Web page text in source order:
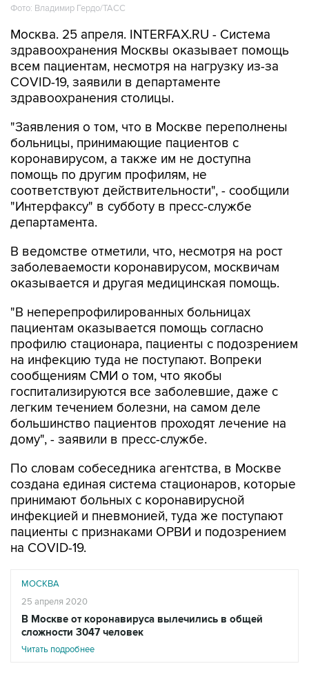
Фото: Владимир Гердо/ТАСС
Москва. 25 апреля. INTERFAX.RU - Система
здравоохранения Москвы оказывает помощь
всем пациентам, несмотря на нагрузку из-за
COVID-19, заявили в департаменте
здравоохранения столицы.
"Заявления о том, что в Москве переполнены
больницы, принимающие пациентов с
коронавирусом, а также им не доступна
помощь по другим профилям, не
соответствуют действительности", - сообщили
"Интерфаксу" в субботу в пресс-службе
департамента.
В ведомстве отметили, что, несмотря на рост
заболеваемости коронавирусом, москвичам
оказывается и другая медицинская помощь.
"В неперепрофилированных больницах
пациентам оказывается помощь согласно
профилю стационара, пациенты с подозрением
на инфекцию туда не поступают. Вопреки
сообщениям СМИ о том, что якобы
госпитализируются все заболевшие, даже с
легким течением болезни, на самом деле
большинство пациентов проходят лечение на
дому", - заявили в пресс-службе.
По словам собеседника агентства, в Москве
создана единая система стационаров, которые
принимают больных с коронавирусной
инфекцией и пневмонией, туда же поступают
пациенты с признаками ОРВИ и подозрением
на COVID-19.
МОСКВА
25 апреля 2020
В Москве от коронавируса вылечились в общей
сложности 3047 человек
Читать подробнее